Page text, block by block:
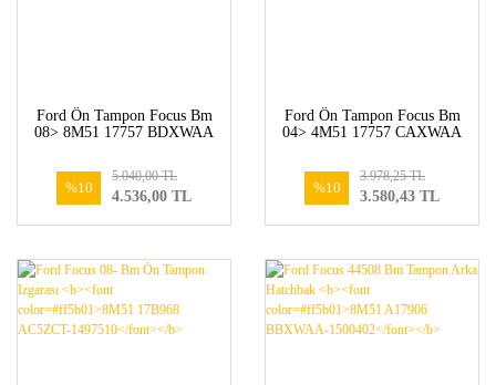
Ford Ön Tampon Focus Bm
08> 8M51 17757 BDXWAA
%10
4.536,00 TL
5.040,00 TL
Ford Ön Tampon Focus Bm
04> 4M51 17757 CAXWAA
%10
3.580,43 TL
3.978,25 TL